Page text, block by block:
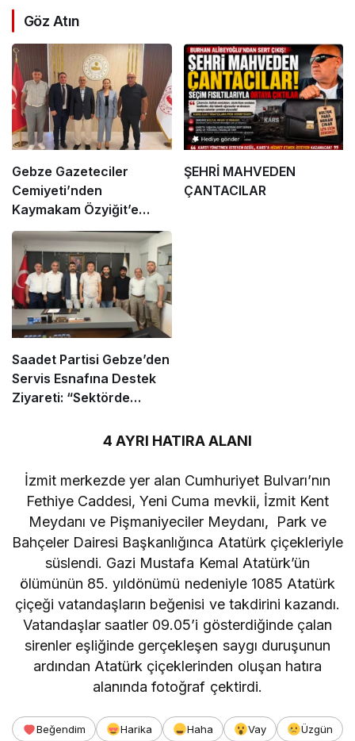
Göz Atın
Gebze Gazeteciler
Cemiyeti’nden
Kaymakam Özyiğit’e
Ziyaret
ŞEHRİ MAHVEDEN
ÇANTACILAR
Saadet Partisi Gebze’den
Servis Esnafına Destek
Ziyareti: “Sektörde
4 AYRI HATIRA ALANI
İzmit merkezde yer alan Cumhuriyet Bulvarı’nın
Fethiye Caddesi, Yeni Cuma mevkii, İzmit Kent
Meydanı ve Pişmaniyeciler Meydanı, Park ve
Bahçeler Dairesi Başkanlığınca Atatürk çiçekleriyle
süslendi. Gazi Mustafa Kemal Atatürk’ün
ölümünün 85. yıldönümü nedeniyle 1085 Atatürk
çiçeği vatandaşların beğenisi ve takdirini kazandı.
Vatandaşlar saatler 09.05’i gösterdiğinde çalan
sirenler eşliğinde gerçekleşen saygı duruşunun
ardından Atatürk çiçeklerinden oluşan hatıra
alanında fotoğraf çektirdi.
Beğendim Harika Haha Vay
Üzgün